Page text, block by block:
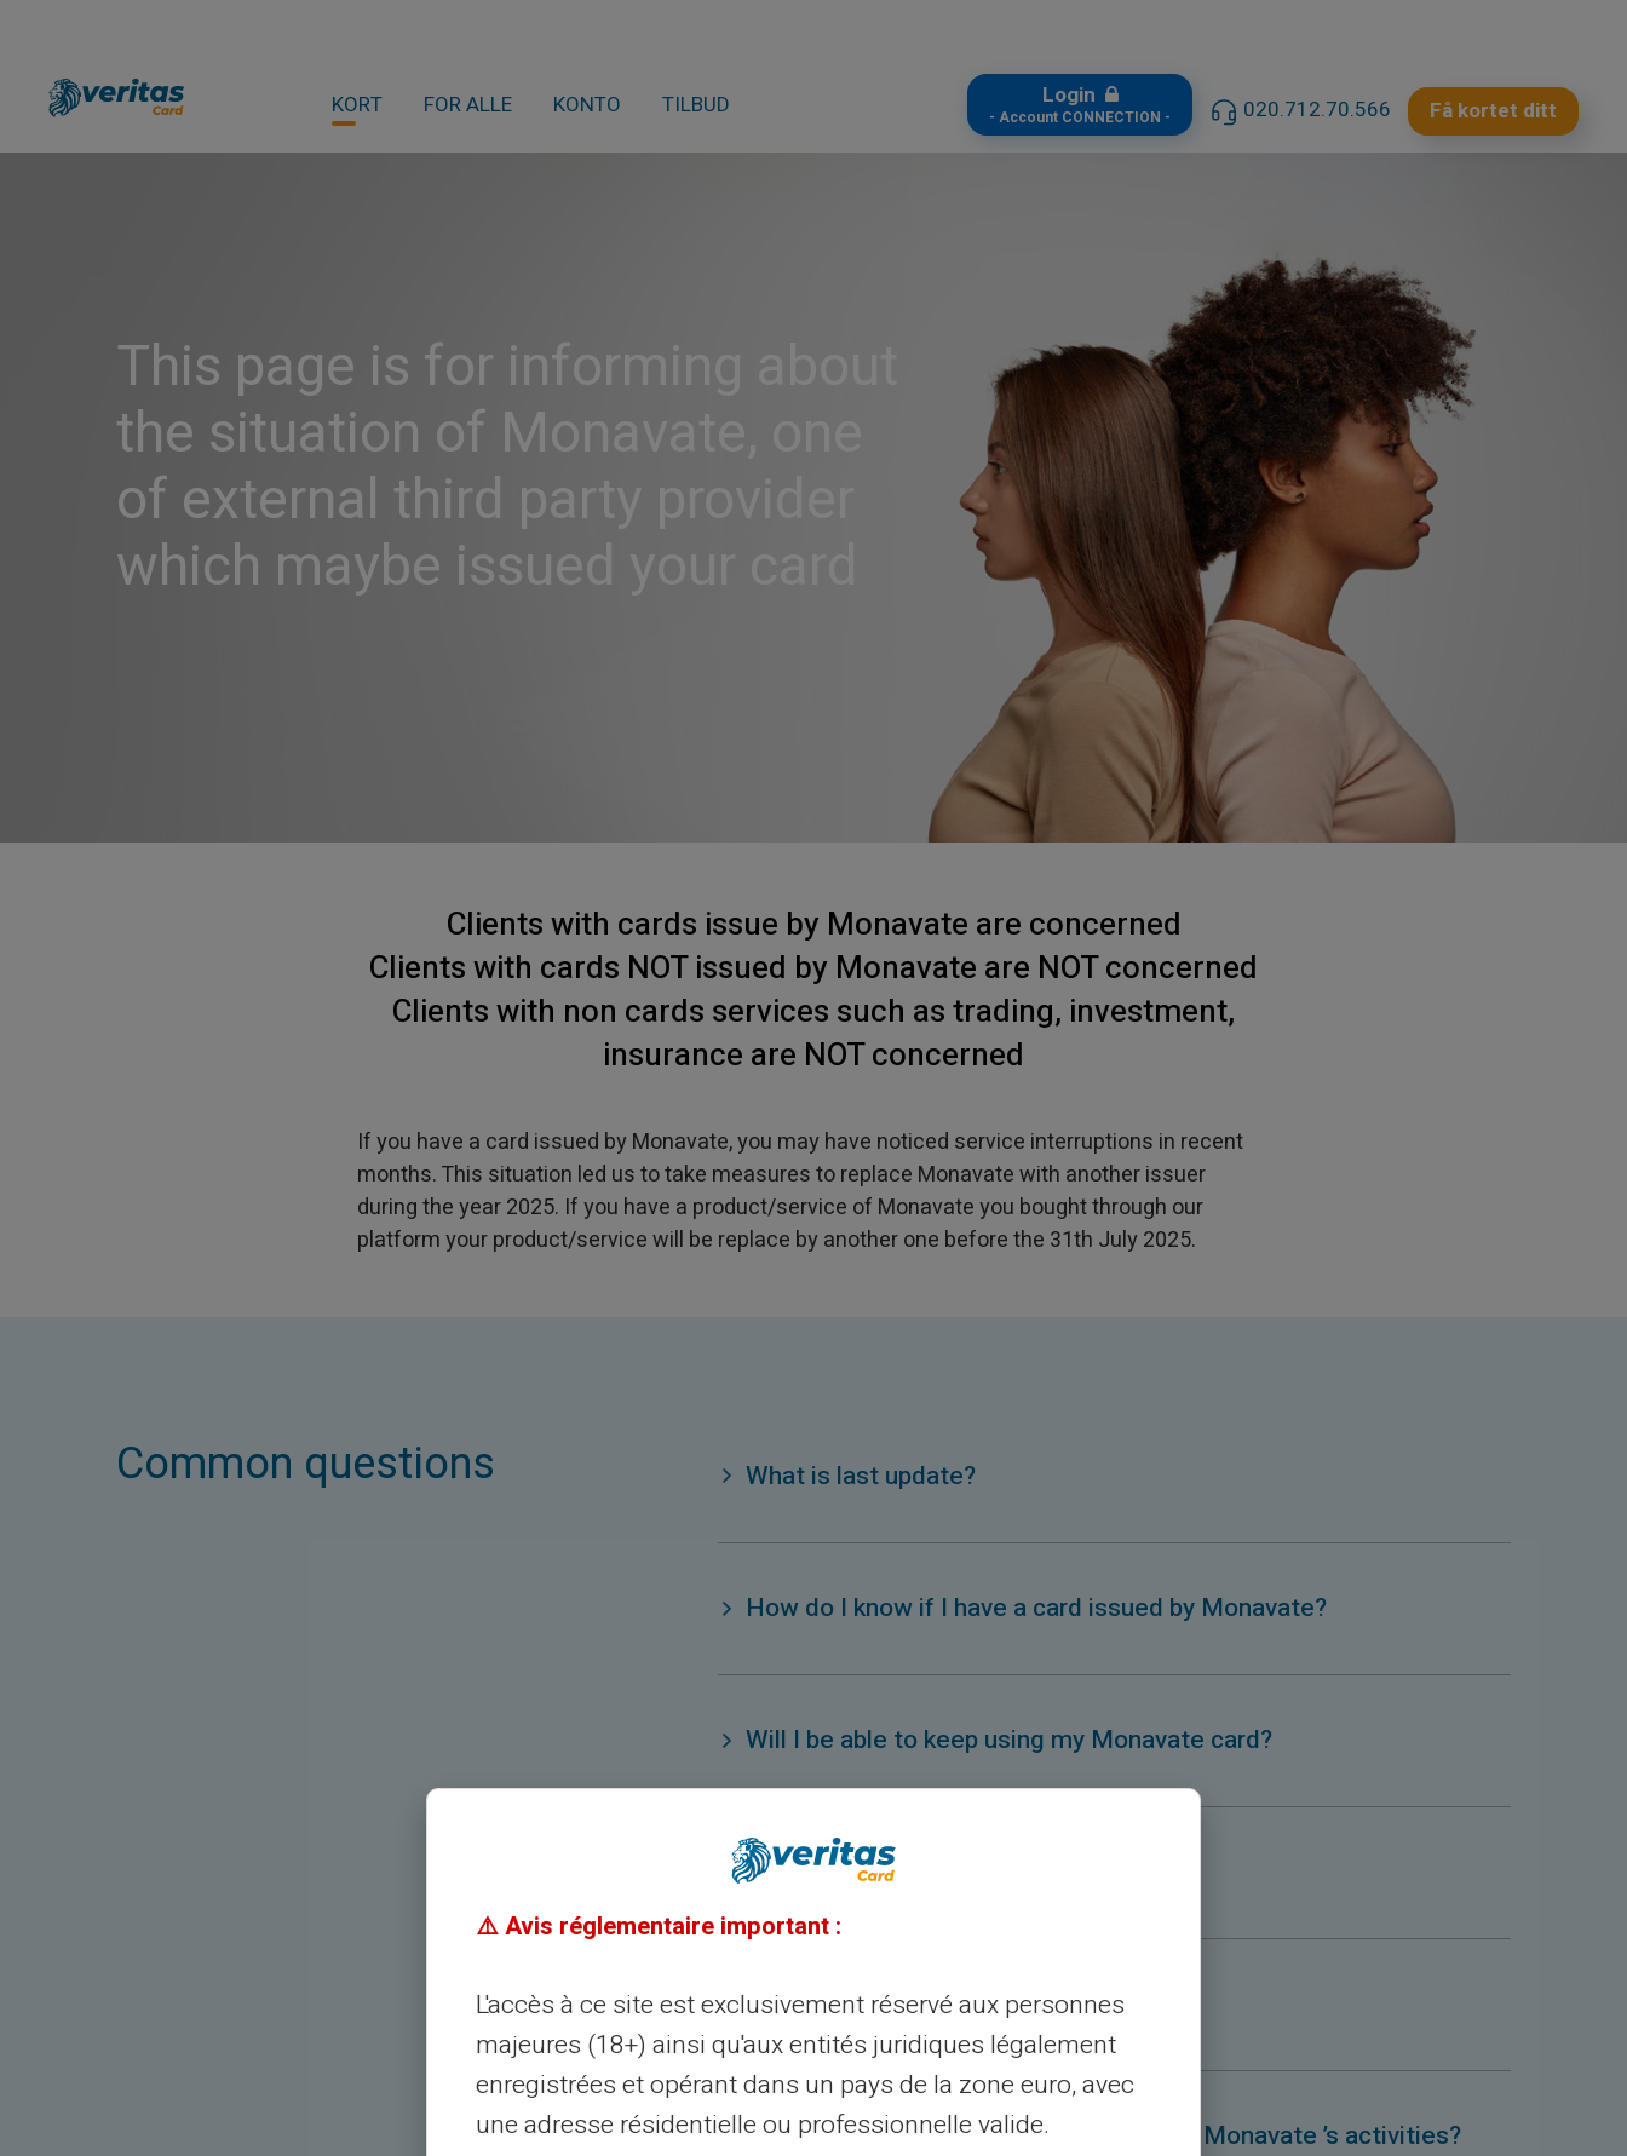
KORT FOR ALLE KONTO TILBUD Login
- Account CONNECTION - 020.712.70.566 Få kortet ditt
This page is for informing about
the situation of Monavate, one
of external third party provider
which maybe issued your card
Clients with cards issue by Monavate are concerned
Clients with cards NOT issued by Monavate are NOT concerned
Clients with non cards services such as trading, investment,
insurance are NOT concerned
If you have a card issued by Monavate, you may have noticed service interruptions in recent
months. This situation led us to take measures to replace Monavate with another issuer
during the year 2025. If you have a product/service of Monavate you bought through our
platform your product/service will be replace by another one before the 31th July 2025.
Common questions What is last update?
How do I know if I have a card issued by Monavate?
Will I be able to keep using my Monavate card?
Are my funds protected with this event?
Is VeritasCard will also close?
What are the consequences of stopping Monavate ’s activities?
⚠️ Avis réglementaire important :
L'accès à ce site est exclusivement réservé aux personnes
majeures (18+) ainsi qu'aux entités juridiques légalement
enregistrées et opérant dans un pays de la zone euro, avec
une adresse résidentielle ou professionnelle valide.